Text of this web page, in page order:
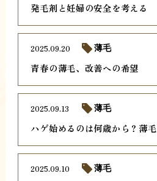
発毛剤と妊婦の安全を考える
青春の薄毛、改善への希望
2025.09.20 薄毛
ハゲ始めるのは何歳から？薄
2025.09.13 薄毛
2025.09.10 薄毛